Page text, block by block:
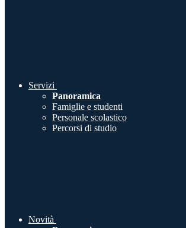
Servizi
Panoramica
Famiglie e studenti
Personale scolastico
Percorsi di studio
Novità